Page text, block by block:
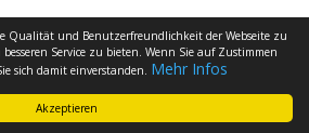
Akzeptieren
Qualität und Benutzerfreundlichkeit der Webseite zu
Service zu bieten. Wenn Sie auf Zustimmen
sich damit einverstanden. Mehr Infos